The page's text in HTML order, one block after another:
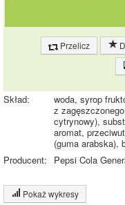
Przelicz
Skład:
woda, syrop
z
cytrynowy),
aromat,
(guma arabska),
Producent:
Pepsi Cola
Pokaż wykresy